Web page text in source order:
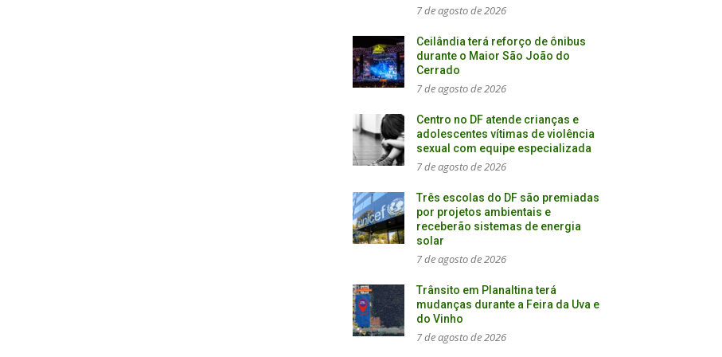
7 de agosto de 2026
Ceilândia terá reforço de ônibus
durante o Maior São João do
Cerrado
7 de agosto de 2026
Centro no DF atende crianças e
adolescentes vítimas de violência
sexual com equipe especializada
7 de agosto de 2026
Três escolas do DF são premiadas
por projetos ambientais e
receberão sistemas de energia
solar
7 de agosto de 2026
Trânsito em Planaltina terá
mudanças durante a Feira da Uva e
do Vinho
7 de agosto de 2026